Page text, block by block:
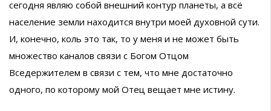
сегодня являю собой внешний контур планеты, а всё
население земли находится внутри моей духовной сути.
И, конечно, коль это так, то у меня и не может быть
множество каналов связи с Богом Отцом
Вседержителем в связи с тем, что мне достаточно
одного, по которому мой Отец вещает мне истину.